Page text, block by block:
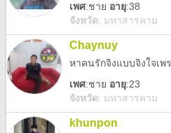
เพศ:ชาย อายุ:38
จังหวัด: มหาสารคาม
Chaynuy
หาคนรักจิงแบบจิงใจเพ
เพศ:ชาย อายุ:23
จังหวัด: มหาสารคาม
khunpon